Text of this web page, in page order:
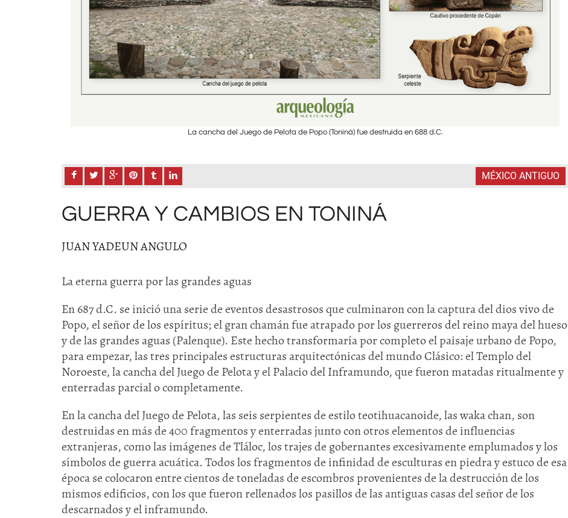
La cancha del Juego de Pelota de Popo (Toniná) fue destruida en 688 d.C.
MÉXICO ANTIGUO
GUERRA Y CAMBIOS EN TONINÁ
JUAN YADEUN ANGULO
La eterna guerra por las grandes aguas
En 687 d.C. se inició una serie de eventos desastrosos que culminaron con la captura del dios vivo de
Popo, el señor de los espíritus; el gran chamán fue atrapado por los guerreros del reino maya del hueso
y de las grandes aguas (Palenque). Este hecho transformaría por completo el paisaje urbano de Popo,
para empezar, las tres principales estructuras arquitectónicas del mundo Clásico: el Templo del
Noroeste, la cancha del Juego de Pelota y el Palacio del Inframundo, que fueron matadas ritualmente y
enterradas parcial o completamente.
En la cancha del Juego de Pelota, las seis serpientes de estilo teotihuacanoide, las waka chan, son
destruidas en más de 400 fragmentos y enterradas junto con otros elementos de influencias
extranjeras, como las imágenes de Tláloc, los trajes de gobernantes excesivamente emplumados y los
símbolos de guerra acuática. Todos los fragmentos de infinidad de esculturas en piedra y estuco de esa
época se colocaron entre cientos de toneladas de escombros provenientes de la destrucción de los
mismos edificios, con los que fueron rellenados los pasillos de las antiguas casas del señor de los
descarnados y el inframundo.